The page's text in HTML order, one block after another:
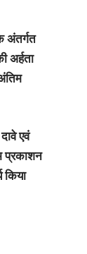
अंतर्गत
अर्हता
एवं
प्रकाशन